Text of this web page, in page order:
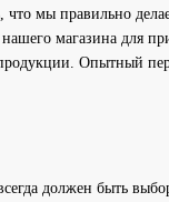
мы правильно
магазина для
Опытный
должен быть